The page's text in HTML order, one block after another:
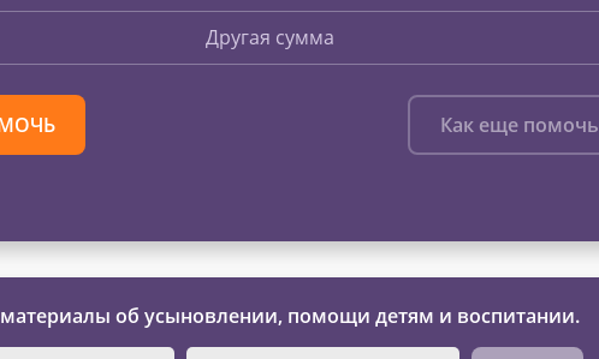
Другая сумма
Как еще помочь
об усыновлении, помощи детям и воспитании.